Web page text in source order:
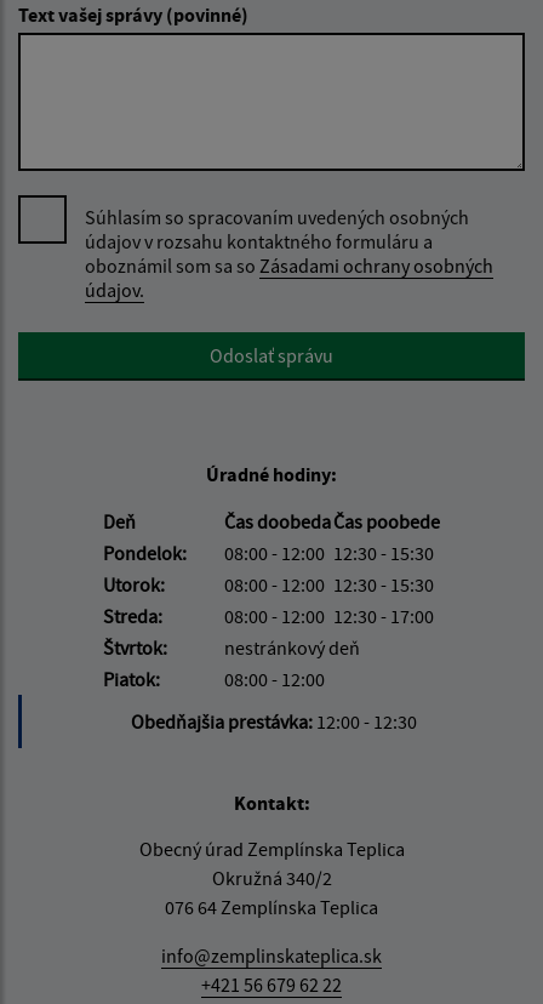
Text vašej správy (povinné)
Súhlasím so spracovaním uvedených osobných
údajov v rozsahu kontaktného formuláru a
oboznámil som sa so Zásadami ochrany osobných
údajov.
Google reCaptcha ResponseOdoslať správu
Úradné hodiny:
Deň
Čas doobedaČas poobede
Pondelok:
08:00 - 12:00 12:30 - 15:30
Utorok:
08:00 - 12:00 12:30 - 15:30
Streda:
08:00 - 12:00 12:30 - 17:00
Štvrtok:
nestránkový deň
Piatok:
08:00 - 12:00
Obedňajšia prestávka: 12:00 - 12:30
Kontakt:
Obecný úrad Zemplínska Teplica
Okružná 340/2
076 64 Zemplínska Teplica
info@zemplinskateplica.sk
+421 56 679 62 22